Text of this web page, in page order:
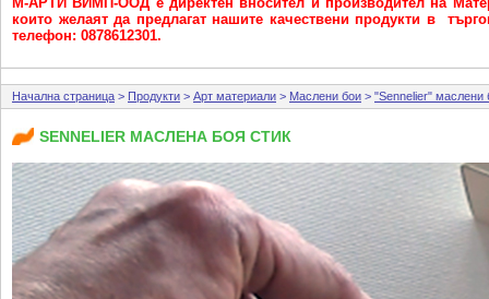
които желаят да предлагат нашите качествени продукти в
телефон: 0878612301.
Начална страница > Продукти > Арт материали > Маслени бои > "Sennelier" маслени
SENNELIER МАСЛЕНА БОЯ СТИК